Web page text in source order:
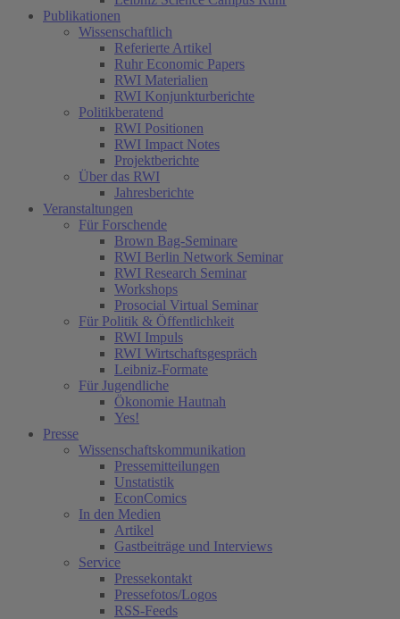
Publikationen
Wissenschaftlich
Referierte Artikel
Ruhr Economic Papers
RWI Materialien
RWI Konjunkturberichte
Politikberatend
RWI Positionen
RWI Impact Notes
Projektberichte
Über das RWI
Jahresberichte
Veranstaltungen
Für Forschende
Brown Bag-Seminare
RWI Berlin Network Seminar
RWI Research Seminar
Workshops
Prosocial Virtual Seminar
Für Politik & Öffentlichkeit
RWI Impuls
RWI Wirtschaftsgespräch
Leibniz-Formate
Für Jugendliche
Ökonomie Hautnah
Yes!
Presse
Wissenschaftskommunikation
Pressemitteilungen
Unstatistik
EconComics
In den Medien
Artikel
Gastbeiträge und Interviews
Service
Pressekontakt
Pressefotos/Logos
RSS-Feeds